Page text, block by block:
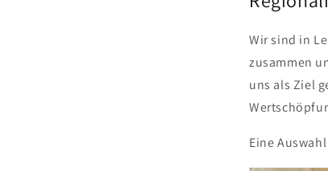
Wir sind in
zusammen
uns als Ziel
Eine